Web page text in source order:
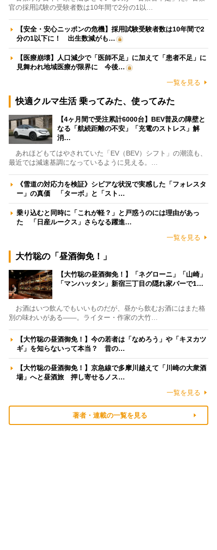
官の採用試験の受験者数は10年間で2分の1以…
【安全・安心ニッポンの危機】採用試験受験者数は10年間で2
分の1以下に！ 出生数減がも…
【医療崩壊】人口減少で「医師不足」に加えて「患者不足」に
見舞われ地域医療が限界に 今後…
一覧を見る
快適クルマ生活 乗ってみた、使ってみた
【4ヶ月間で受注累計6000台】BEV普及の障壁と
なる「航続距離の不安」「充電のストレス」解
消…
あれほどもてはやされていた「EV（BEV）シフト」の潮流も、
最近では減速基調になっているように見える。…
《雪道の対応力を検証》シビアな状況で実感した「フォレスタ
ー」の真価 「ターボ」と「スト…
乗り込むと同時に「これが軽？」と戸惑うのには理由があっ
た 「日産ルークス」さらなる躍進…
一覧を見る
大竹聡の「昼酒御免！」
【大竹聡の昼酒御免！】「ネグローニ」「山崎」
「マンハッタン」新宿三丁目の隠れ家バーで1…
お酒はいつ飲んでもいいものだが、昼から飲むお酒にはまた格
別の味わいがある――。ライター・作家の大竹…
【大竹聡の昼酒御免！】今の若者は「なめろう」や「キヌカツ
ギ」を知らないって本当？ 昔の…
【大竹聡の昼酒御免！】京急線で多摩川越えて「川崎の大衆酒
場」へと昼酒旅 押し寄せるノス…
一覧を見る
著者・連載の一覧を見る